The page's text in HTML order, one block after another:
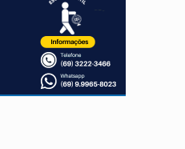
Rondoniaovivo abre oficina de Comunicação com
MPRO lança de portal e promove reflexão sobre trajetória da
Refis 2026 segue até o fim do ano para